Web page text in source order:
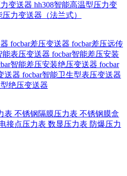
变送器 hh308智能高温型压力变
压力变送器（法兰式）
focbar差压变送器 focbar差压远传
能表压变送器 focbar智能差压安装
智能差压安装绝压变送器 focbar
送器 focbar智能卫生型表压变送器
绝压变送器
表 不锈钢隔膜压力表 不锈钢膜盒
接点压力表 数显压力表 防爆压力